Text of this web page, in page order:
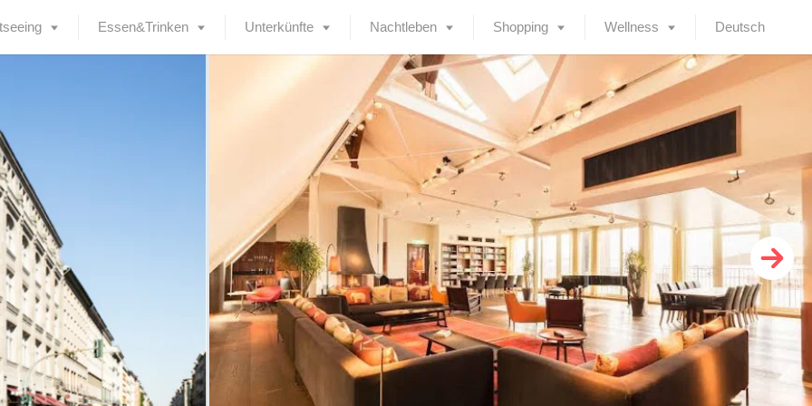
Essen&Trinken Unterkünfte Nachtleben Shopping Wellness Deutsch